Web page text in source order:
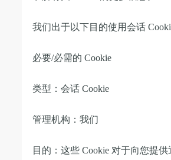
我们出于以下目的使用会话
必要/必需的 Cookie
类型：会话 Cookie
管理机构：我们
目的：这些 Cookie 对于向您提